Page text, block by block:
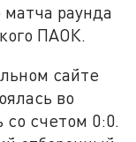
матча раунда
ПАОК.
сайте
во
со счетом 0:0.